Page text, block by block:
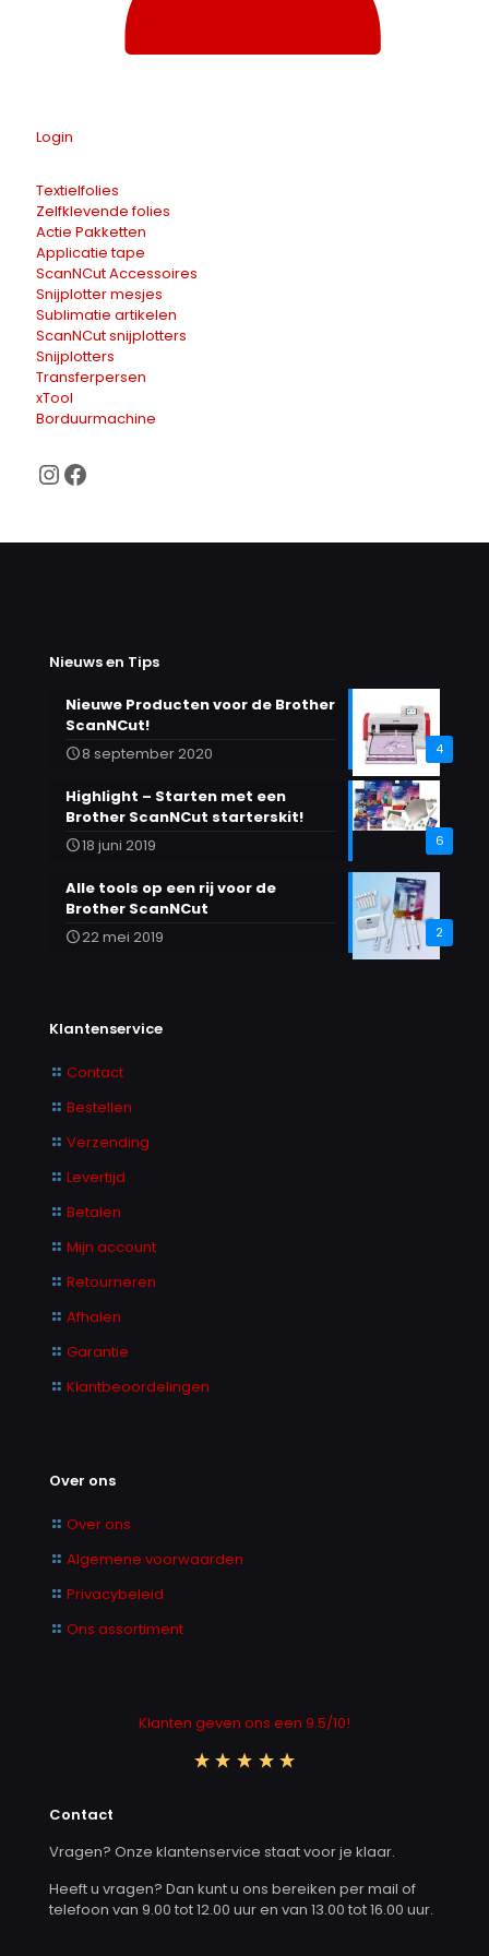
Login
Textielfolies
Zelfklevende folies
Actie Pakketten
Applicatie tape
ScanNCut Accessoires
Snijplotter mesjes
Sublimatie artikelen
ScanNCut snijplotters
Snijplotters
Transferpersen
xTool
Borduurmachine
Instagram
Facebook
Nieuws en Tips
4
Nieuwe Producten voor de Brother
ScanNCut!
8 september 2020
6
Highlight – Starten met een
Brother ScanNCut starterskit!
18 juni 2019
2
Alle tools op een rij voor de
Brother ScanNCut
22 mei 2019
Klantenservice
Contact
Bestellen
Verzending
Levertijd
Betalen
Mijn account
Retourneren
Afhalen
Garantie
Klantbeoordelingen
Over ons
Over ons
Algemene voorwaarden
Privacybeleid
Ons assortiment
Klanten geven ons een 9.5/10!
Contact
Vragen? Onze klantenservice staat voor je klaar.
Heeft u vragen? Dan kunt u ons bereiken per mail of
telefoon van 9.00 tot 12.00 uur en van 13.00 tot 16.00 uur.